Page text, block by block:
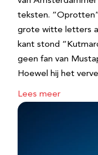
teksten.
grote witte letters
kant stond
geen fan van
Hoewel hij het
Lees meer